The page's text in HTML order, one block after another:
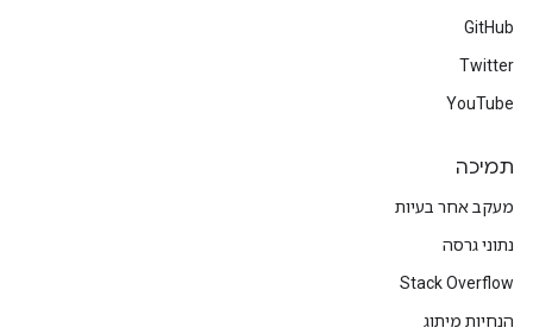
GitHub
Twitter
YouTube
תמיכה
מעקב אחר בעיות
נתוני גרסה
Stack Overflow
הנחיות מיתוג